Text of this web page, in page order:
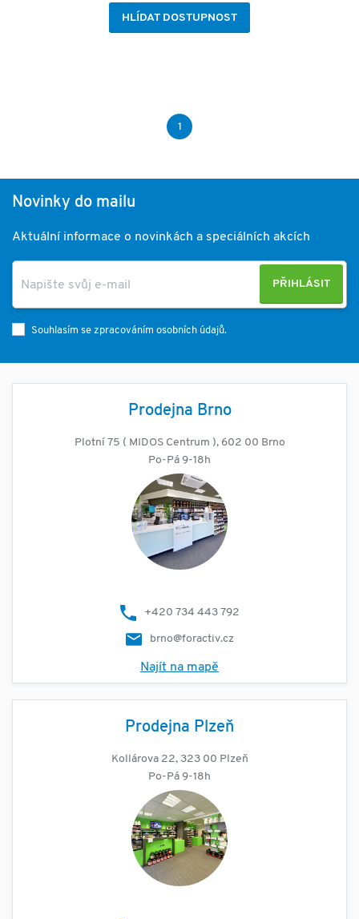
HLÍDAT DOSTUPNOST
1
Novinky do mailu
Aktuální informace o novinkách a speciálních akcích
PŘIHLÁSIT
Souhlasím se zpracováním osobních údajů.
Prodejna Brno
Plotní 75 ( MIDOS Centrum ), 602 00 Brno
Po-Pá 9-18h
+420 734 443 792
brno@foractiv.cz
Najít na mapě
Prodejna Plzeň
Kollárova 22, 323 00 Plzeň
Po-Pá 9-18h